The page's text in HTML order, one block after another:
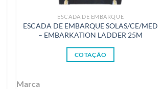
ESCADA DE EMBARQUE
ESCADA DE EMBARQUE SOLAS/CE/MED
– EMBARKATION LADDER 25M
COTAÇÃO
Marca